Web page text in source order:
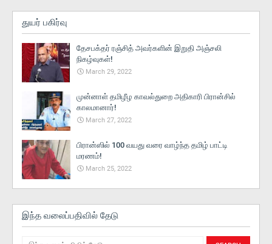
துயர் பகிர்வு
தேசபக்தர் ரஞ்சித் அவர்களின் இறுதி அஞ்சலி
நிகழ்வுகள்!
March 29, 2022
முன்னாள் தமிழீழ காவல்துறை அதிகாரி பிரான்சில்
காலமானார்!
March 27, 2022
பிரான்ஸில் 100 வயது வரை வாழ்ந்த தமிழ் பாட்டி
மரணம்!
March 25, 2022
இந்த வலைப்பதிவில் தேடு